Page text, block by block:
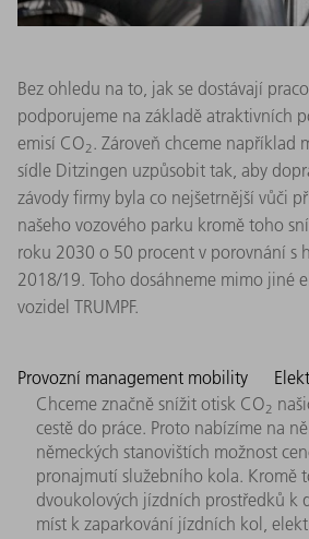
Bez ohledu na to, jak se dostávají
podporujeme na základě atraktivních
emisí CO2 . Zároveň chceme například
sídle Ditzingen uzpůsobit tak, aby
závody firmy byla co nejšetrnější vůči
našeho vozového parku kromě toho
roku 2030 o 50 procent v porovnání s
2018/19. Toho dosáhneme mimo jiné
vozidel TRUMPF.
Provozní management mobility
Chceme značně snížit otisk CO2
cestě do práce. Proto nabízíme na
německých stanovištích možnost
pronajmutí služebního kola. Kromě
dvoukolových jízdních prostředků k
míst k zaparkování jízdních kol,